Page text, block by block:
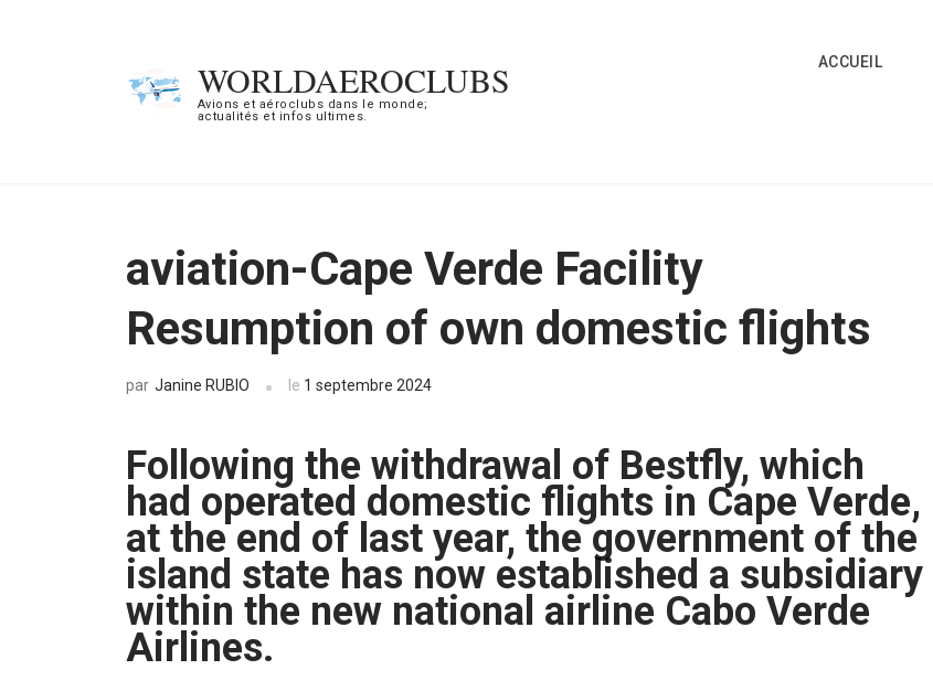
WORLDAEROCLUBS
Avions et aéroclubs dans le monde;
actualités et infos ultimes.
ACCUEIL
aviation-Cape Verde Facility
Resumption of own domestic flights
par Janine RUBIO le 1 septembre 2024
Following the withdrawal of Bestfly, which
had operated domestic flights in Cape Verde,
at the end of last year, the government of the
island state has now established a subsidiary
within the new national airline Cabo Verde
Airlines.